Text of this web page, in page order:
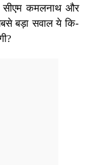
सीएम कमलनाथ और
बड़ा सवाल ये कि-